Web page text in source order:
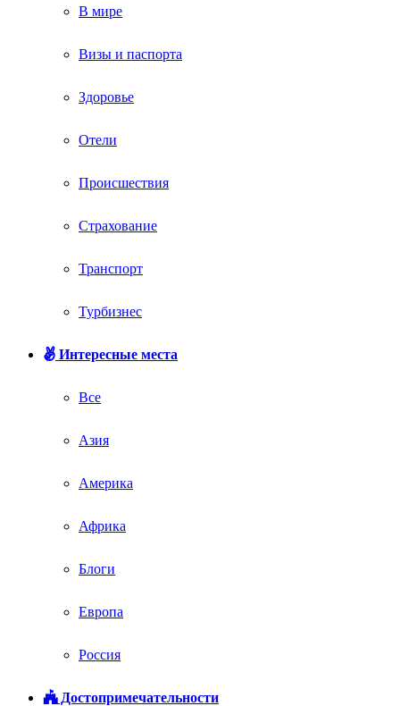
В мире
Визы и паспорта
Здоровье
Отели
Происшествия
Страхование
Транспорт
Турбизнес
Интересные места
Все
Азия
Америка
Африка
Блоги
Европа
Россия
Достопримечательности